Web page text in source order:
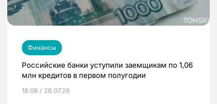
Финансы
Российские банки уступили заемщикам по 1,06
млн кредитов в первом полугодии
18:08 / 26.07.26